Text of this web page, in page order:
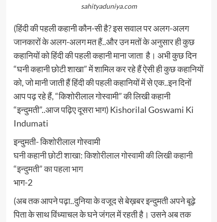
sahityaduniya.com
(हिंदी की पहली कहानी कौन-सी है? इस सवाल पर अलग-अलग
जानकारों के अलग-अलग मत हैं..और उन मतों के अनुसार ही कुछ
कहानियों को हिंदी की पहली कहानी माना जाता है। अभी कुछ दिन
“घनी कहानी छोटी शाखा” में शामिल कर रहे हैं ऐसी ही कुछ कहानियों
को, जो मानी जाती हैं हिंदी की पहली कहानियों में से एक..इन दिनों
आप पढ़ रहे हैं, “किशोरीलाल गोस्वामी” की लिखी कहानी
“इन्दुमती”..आज पढ़िए दूसरा भाग) Kishorilal Goswami Ki
Indumati
इन्दुमती- किशोरीलाल गोस्वामी
घनी कहानी छोटी शाखा: किशोरीलाल गोस्वामी की लिखी कहानी
“इन्दुमती” का पहला भाग
भाग-2
(अब तक आपने पढ़ा..दुनिया के वजूद से बेख़बर इन्दुमती अपने बूढ़े
पिता के साथ विंध्याचल के घने जंगल में रहती है। उसने अब तक